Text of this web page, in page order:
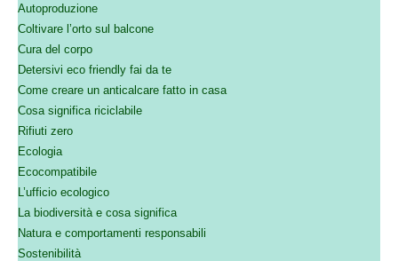
Autoproduzione
Coltivare l’orto sul balcone
Cura del corpo
Detersivi eco friendly fai da te
Come creare un anticalcare fatto in casa
Cosa significa riciclabile
Rifiuti zero
Ecologia
Ecocompatibile
L’ufficio ecologico
La biodiversità e cosa significa
Natura e comportamenti responsabili
Sostenibilità